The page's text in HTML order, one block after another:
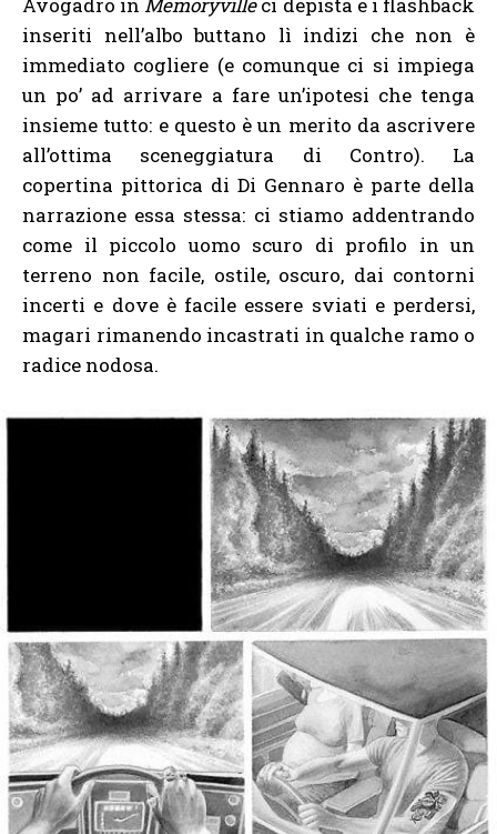
inseriti nell’albo buttano lì indizi che non è
immediato cogliere (e comunque ci si impiega
un po’ ad arrivare a fare un’ipotesi che tenga
insieme tutto: e questo è un merito da ascrivere
all’ottima sceneggiatura di Contro). La
copertina pittorica di Di Gennaro è parte della
narrazione essa stessa: ci stiamo addentrando
come il piccolo uomo scuro di profilo in un
terreno non facile, ostile, oscuro, dai contorni
incerti e dove è facile essere sviati e perdersi,
magari rimanendo incastrati in qualche ramo o
radice nodosa.